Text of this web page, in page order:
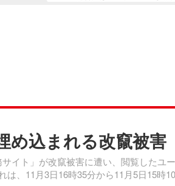
め込まれる改竄被害
イト」が改竄被害に遭い、閲覧したユ
、11月3日16時35分から11月5日15時